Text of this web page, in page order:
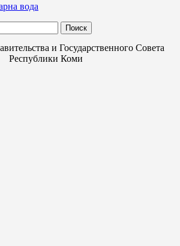
вода
и Государственного Совета
Республики Коми